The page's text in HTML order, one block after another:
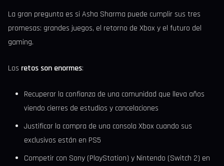
La gran pregunta es si Asha Sharma puede cumplir sus tres
promesas: grandes juegos, el retorno de Xbox y el futuro del
gaming.
Los retos son enormes:
Recuperar la confianza de una comunidad que lleva años
viendo cierres de estudios y cancelaciones
Justificar la compra de una consola Xbox cuando sus
exclusivos están en PS5
Competir con Sony (PlayStation) y Nintendo (Switch 2) en